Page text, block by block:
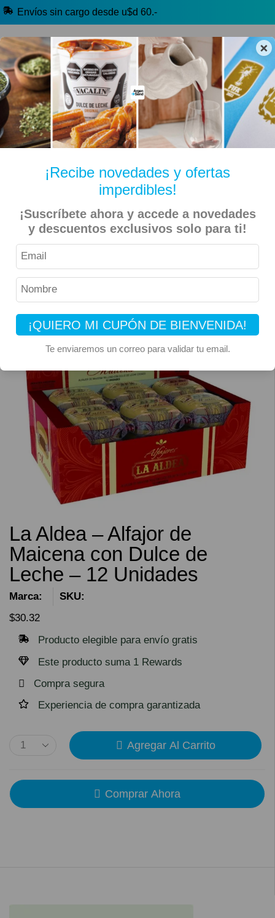
×
¡Recibe novedades y ofertas
imperdibles!
¡Suscríbete ahora y accede a novedades
y descuentos exclusivos solo para ti!
¡QUIERO MI CUPÓN DE BIENVENIDA!
Te enviaremos un correo para validar tu email.
Envíos sin cargo desde u$d 60.-
🔥 Alfajores y Golosinas
🧉 Clásicos argentinos 🏷️ Todas las categorías
Inicio Kiosko Dulce y Salado Alfajores y Conitos
La Aldea – Alfajor de Maicena con Dulce de Leche – 12
Unidades
La Aldea – Alfajor de
Maicena con Dulce de
Leche – 12 Unidades
Marca:
SKU:
$30.32
Producto elegible para envío gratis
Este producto suma 1 Rewards
Compra segura
Experiencia de compra garantizada
Agregar Al Carrito
Comprar Ahora